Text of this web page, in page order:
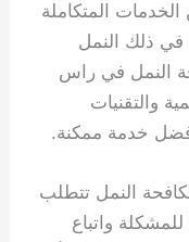
المتكاملة
في ذلك النمل
النمل في راس
والتقنيات
خدمة ممكنة.
النمل تتطلب
واتباع